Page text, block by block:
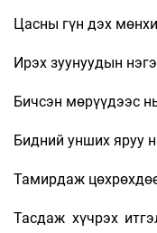
Цасны гүн дэх
Ирэх зуунуудын
Бичсэн мөрүүдээс
Бидний унших яруу
Тамирдаж
Тасдаж хүчрэх